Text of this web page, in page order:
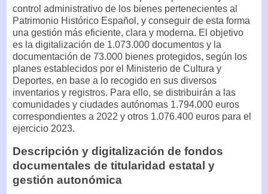
control administrativo de los bienes pertenecientes al
Patrimonio Histórico Español, y conseguir de esta forma
una gestión más eficiente, clara y moderna. El objetivo
es la digitalización de 1.073.000 documentos y la
documentación de 73.000 bienes protegidos, según los
planes establecidos por el Ministerio de Cultura y
Deportes, en base a lo recogido en sus diversos
inventarios y registros. Para ello, se distribuirán a las
comunidades y ciudades autónomas 1.794.000 euros
correspondientes a 2022 y otros 1.076.400 euros para el
ejercicio 2023.
Descripción y digitalización de fondos
documentales de titularidad estatal y
gestión autonómica